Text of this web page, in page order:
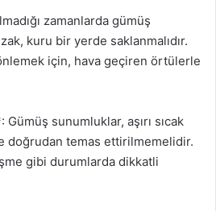
zamanlarda gümüş
kuru bir yerde saklanmalıdır.
için, hava geçiren örtülerle
sunumluklar, aşırı sıcak
doğrudan temas ettirilmemelidir.
gibi durumlarda dikkatli